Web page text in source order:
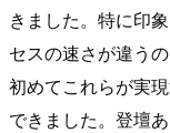
きました。特に印
セスの速さが違う
初めてこれらが実
できました。登壇